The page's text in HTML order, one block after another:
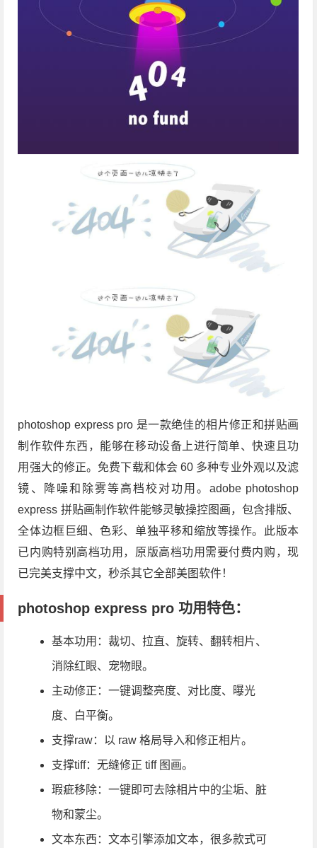
photoshop express pro 是一款绝佳的相片修正和拼贴画
制作软件东西，能够在移动设备上进行简单、快速且功
用强大的修正。免费下载和体会 60 多种专业外观以及滤
镜、降噪和除雾等高档校对功用。adobe photoshop
express 拼贴画制作软件能够灵敏操控图画，包含排版、
全体边框巨细、色彩、单独平移和缩放等操作。此版本
已内购特别高档功用，原版高档功用需要付费内购，现
已完美支撑中文，秒杀其它全部美图软件！
photoshop express pro 功用特色：
基本功用：裁切、拉直、旋转、翻转相片、
消除红眼、宠物眼。
主动修正：一键调整亮度、对比度、曝光
度、白平衡。
支撑raw：以 raw 格局导入和修正相片。
支撑tiff：无缝修正 tiff 图画。
瑕疵移除：一键即可去除相片中的尘垢、脏
物和蒙尘。
文本东西：文本引擎添加文本，很多款式可